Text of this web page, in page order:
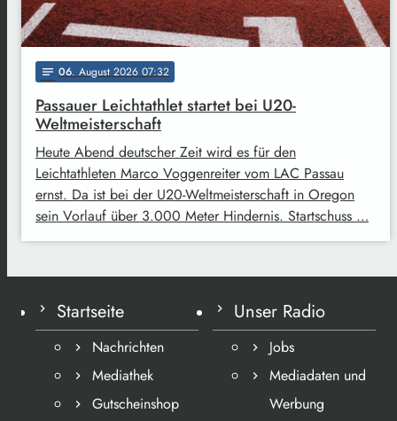
notes 06. August 2026 07:32
Passauer Leichtathlet startet bei U20-
Weltmeisterschaft
Heute Abend deutscher Zeit wird es für den
Leichtathleten Marco Voggenreiter vom LAC Passau
ernst. Da ist bei der U20-Weltmeisterschaft in Oregon
sein Vorlauf über 3.000 Meter Hindernis. Startschuss …
Startseite
Nachrichten
Mediathek
Gutscheinshop
Unser Radio
Jobs
Mediadaten und
Werbung